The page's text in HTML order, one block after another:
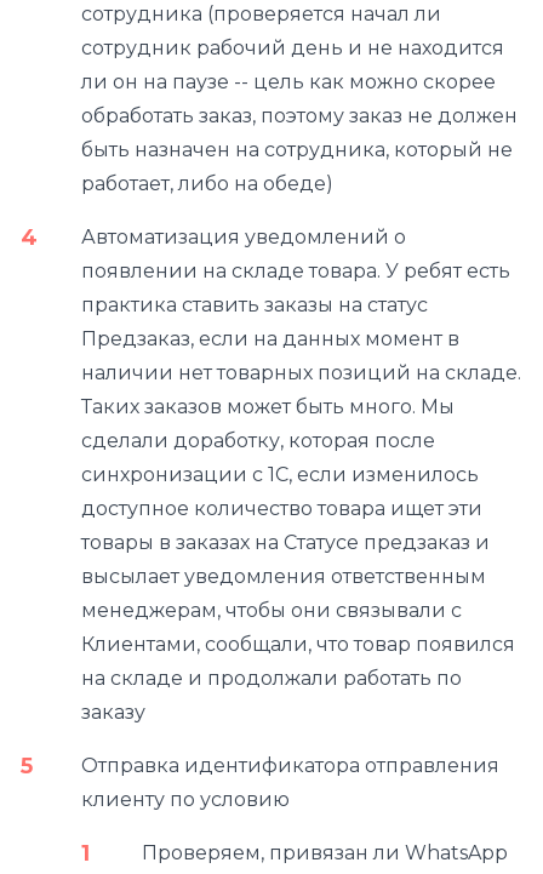
сотрудника (проверяется начал ли
сотрудник рабочий день и не находится
ли он на паузе -- цель как можно скорее
обработать заказ, поэтому заказ не должен
быть назначен на сотрудника, который не
работает, либо на обеде)
Автоматизация уведомлений о
появлении на складе товара. У ребят есть
практика ставить заказы на статус
Предзаказ, если на данных момент в
наличии нет товарных позиций на складе.
Таких заказов может быть много. Мы
сделали доработку, которая после
синхронизации с 1С, если изменилось
доступное количество товара ищет эти
товары в заказах на Статусе предзаказ и
высылает уведомления ответственным
менеджерам, чтобы они связывали с
Клиентами, сообщали, что товар появился
на складе и продолжали работать по
заказу
Отправка идентификатора отправления
клиенту по условию
Проверяем, привязан ли WhatsApp